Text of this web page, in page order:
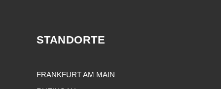
STANDORTE
FRANKFURT AM MAIN